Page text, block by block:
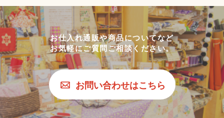
お仕入れ通販や商品についてなど
お気軽にご質問ご相談ください。
お問い合わせはこちら